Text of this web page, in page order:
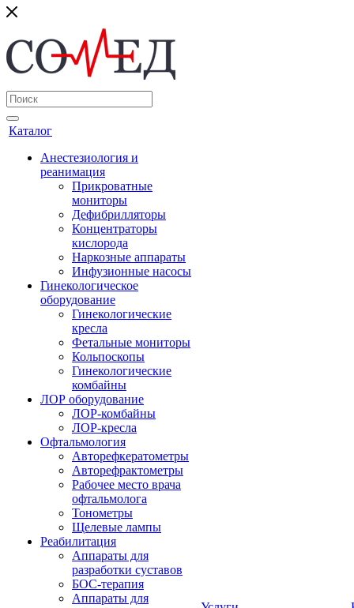
Каталог
Анестезиология и
реанимация
Прикроватные
мониторы
Дефибрилляторы
Концентраторы
кислорода
Наркозные аппараты
Инфузионные насосы
Гинекологическое
оборудование
Гинекологические
кресла
Фетальные мониторы
Кольпоскопы
Гинекологические
комбайны
ЛОР оборудование
ЛОР-комбайны
ЛОР-кресла
Офтальмология
Авторефкератометры
Авторефрактометры
Рабочее место врача
офтальмолога
Тонометры
Щелевые лампы
Реабилитация
Аппараты для
разработки суставов
БОС-терапия
Аппараты для